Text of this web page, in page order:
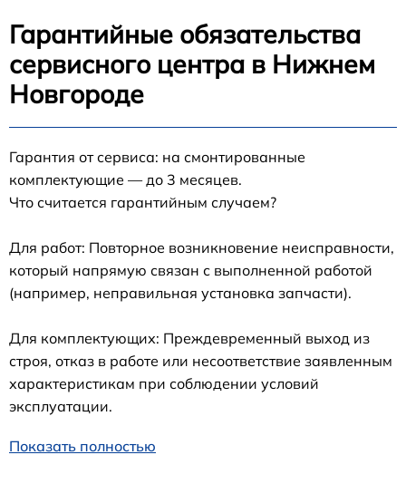
Гарантийные обязательства
сервисного центра в Нижнем
Новгороде
Гарантия от сервиса: на смонтированные
комплектующие — до 3 месяцев.
Что считается гарантийным случаем?
Для работ: Повторное возникновение неисправности,
который напрямую связан с выполненной работой
(например, неправильная установка запчасти).
Для комплектующих: Преждевременный выход из
строя, отказ в работе или несоответствие заявленным
характеристикам при соблюдении условий
эксплуатации.
Показать полностью